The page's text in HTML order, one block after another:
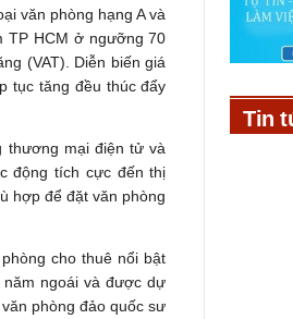
văn phòng hạng A và
TP HCM ở ngưỡng 70
(VAT). Diễn biến giá
tục tăng đều thúc đẩy
thương mại điện tử và
động tích cực đến thị
hợp để đặt văn phòng
cho thuê nổi bật
ngoái và được dự
phòng đảo quốc sư
Tin